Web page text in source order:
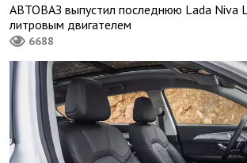
АВТОВАЗ выпустил последнюю Lada Niva
литровым двигателем
6688